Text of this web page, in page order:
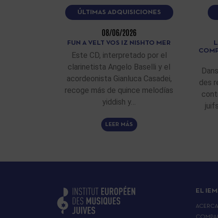
ÚLTIMAS ADQUISICIONES
08/06/2026
FUN A VELT VOS IZ NISHTO MER
Este CD, interpretado por el
clarinetista Angelo Baselli y el
acordeonista Gianluca Casadei,
recoge más de quince melodías
yiddish y…
LEER MÁS
des
EL